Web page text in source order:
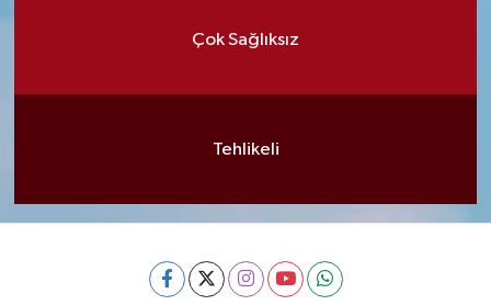
Çok Sağlıksız
Tehlikeli